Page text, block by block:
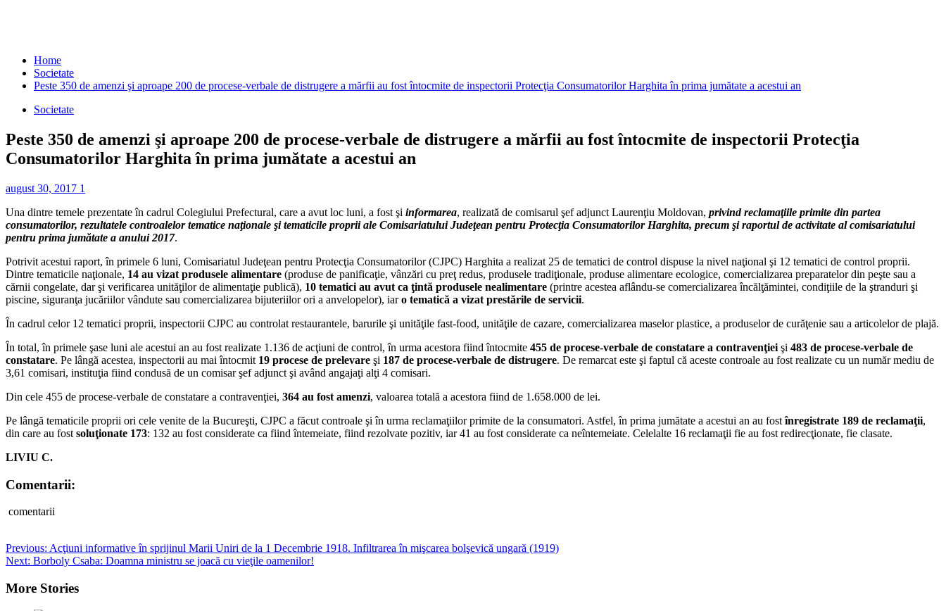
Home
Societate
Peste 350 de amenzi şi aproape 200 de procese-verbale de distrugere a mărfii au fost întocmite de inspectorii Protecţia Consumatorilor Harghita în prima jumătate a acestui an
Societate
Peste 350 de amenzi şi aproape 200 de procese-verbale de distrugere a mărfii au fost întocmite de inspectorii Protecţia
Consumatorilor Harghita în prima jumătate a acestui an
august 30, 2017 1
Una dintre temele prezentate în cadrul Colegiului Prefectural, care a avut loc luni, a fost şi informarea, realizată de comisarul şef adjunct Laurenţiu Moldovan, privind reclamaţiile primite din partea
consumatorilor, rezultatele controalelor tematice naţionale şi tematicile proprii ale Comisariatului Judeţean pentru Protecţia Consumatorilor Harghita, precum şi raportul de activitate al comisariatului
pentru prima jumătate a anului 2017.
Potrivit acestui raport, în primele 6 luni, Comisariatul Judeţean pentru Protecţia Consumatorilor (CJPC) Harghita a realizat 25 de tematici de control dispuse la nivel naţional şi 12 tematici de control proprii.
Dintre tematicile naţionale, 14 au vizat produsele alimentare (produse de panificaţie, vânzări cu preţ redus, produsele tradiţionale, produse alimentare ecologice, comercializarea preparatelor din peşte sau a
cărnii congelate, dar şi verificarea unităţilor de alimentaţie publică), 10 tematici au avut ca ţintă produsele nealimentare (printre acestea aflându-se comercializarea încălţămintei, condiţiile de la ştranduri şi
piscine, siguranţa jucăriilor vândute sau comercializarea bijuteriilor ori a anvelopelor), iaro tematică a vizat prestările de servicii.
În cadrul celor 12 tematici proprii, inspectorii CJPC au controlat restaurantele, barurile şi unităţile fast-food, unităţile de cazare, comercializarea maselor plastice, a produselor de curăţenie sau a articolelor de plajă.
În total, în primele şase luni ale acestui an au fost realizate 1.136 de acţiuni de control, în urma acestora fiind întocmite 455 de procese-verbale de constatare a contravenţiei şi 483 de procese-verbale de
constatare. Pe lângă acestea, inspectorii au mai întocmit 19 procese de prelevare şi 187 de procese-verbale de distrugere. De remarcat este şi faptul că aceste controale au fost realizate cu un număr mediu de
3,61 comisari, instituţia fiind condusă de un comisar şef adjunct şi având angajaţi alţi 4 comisari.
Din cele 455 de procese-verbale de constatare a contravenţiei, 364 au fost amenzi, valoarea totală a acestora fiind de 1.658.000 de lei.
Pe lângă tematicile proprii ori cele venite de la Bucureşti, CJPC a făcut controale şi în urma reclamaţiilor primite de la consumatori. Astfel, în prima jumătate a acestui an au fostînregistrate 189 de reclamaţii,
din care au fost soluţionate 173: 132 au fost considerate ca fiind întemeiate, fiind rezolvate pozitiv, iar 41 au fost considerate ca neîntemeiate. Celelalte 16 reclamaţii fie au fost redirecţionate, fie clasate.
LIVIU C.
Comentarii:
comentarii
Post
navigation
Previous: Acţiuni informative în sprijinul Marii Uniri de la 1 Decembrie 1918. Infiltrarea în mişcarea bolşevică ungară (1919)
Next: Borboly Csaba: Doamna ministru se joacă cu vieţile oamenilor!
More Stories